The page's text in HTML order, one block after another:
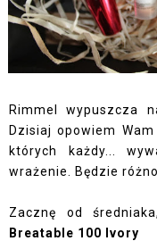
Rimmel wypuszcza
Dzisiaj opowiem
których każdy...
wrażenie. Będzie
Zacznę od
Breatable 100 Ivory